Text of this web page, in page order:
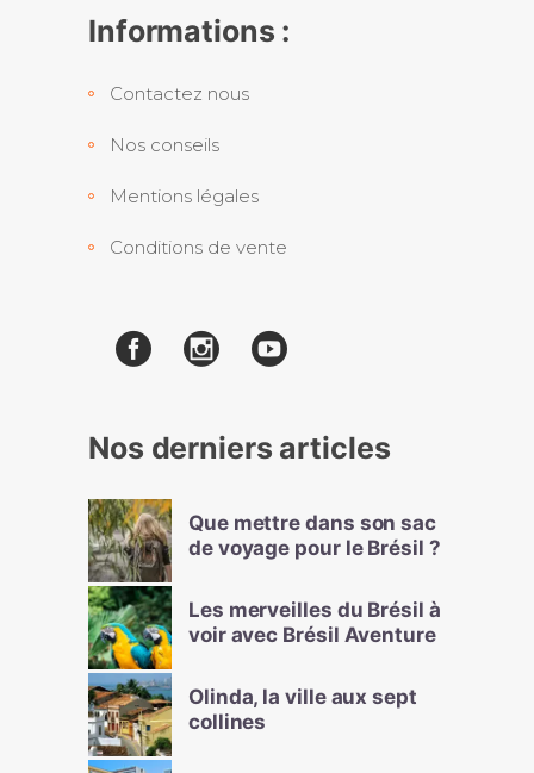
Informations :
Contactez nous
Nos conseils
Mentions légales
Conditions de vente
Nos derniers articles
Que mettre dans son sac
de voyage pour le Brésil ?
Les merveilles du Brésil à
voir avec Brésil Aventure
Olinda, la ville aux sept
collines